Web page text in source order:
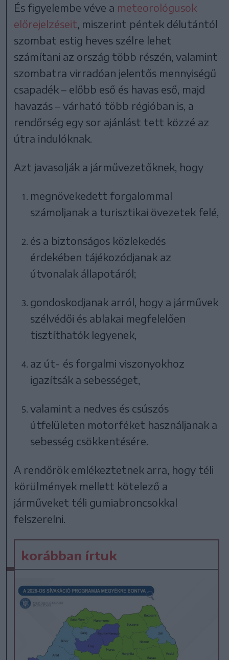
És figyelembe véve a meteorológusok
előrejelzéseit , miszerint péntek délutántól
szombat estig heves szélre lehet
számítani az ország több részén, valamint
szombatra virradóan jelentős mennyiségű
csapadék – előbb eső és havas eső, majd
havazás – várható több régióban is, a
rendőrség egy sor ajánlást tett közzé az
útra indulóknak.
Azt javasolják a járművezetőknek, hogy
megnövekedett forgalommal
számoljanak a turisztikai övezetek felé,
és a biztonságos közlekedés
érdekében tájékozódjanak az
útvonalak állapotáról;
gondoskodjanak arról, hogy a járművek
szélvédői és ablakai megfelelően
tisztíthatók legyenek,
az út- és forgalmi viszonyokhoz
igazítsák a sebességet,
valamint a nedves és csúszós
útfelületen motorféket használjanak a
sebesség csökkentésére.
A rendőrök emlékeztetnek arra, hogy téli
körülmények mellett kötelező a
járműveket téli gumiabroncsokkal
felszerelni.
korábban írtuk